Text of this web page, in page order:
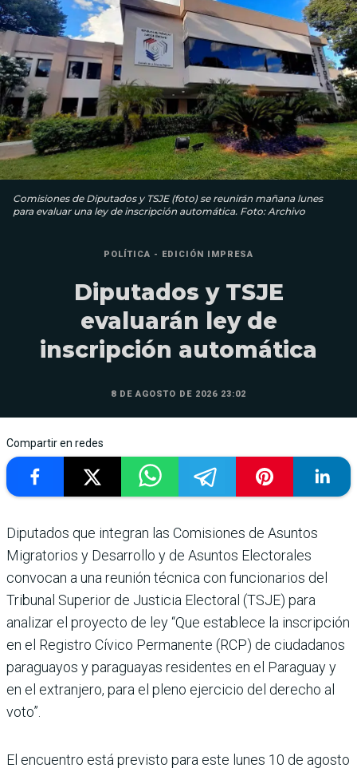
Comisiones de Diputados y TSJE (foto) se reunirán mañana lunes
para evaluar una ley de inscripción automática. Foto: Archivo
POLÍTICA - EDICIÓN IMPRESA
Diputados y TSJE
evaluarán ley de
inscripción automática
8 DE AGOSTO DE 2026 23:02
Compartir en redes
Diputados que integran las Comisiones de Asuntos
Migratorios y Desarrollo y de Asuntos Electorales
convocan a una reunión técnica con funcionarios del
Tribunal Superior de Justicia Electoral (TSJE) para
analizar el proyecto de ley “Que establece la inscripción
en el Registro Cívico Permanente (RCP) de ciudadanos
paraguayos y paraguayas residentes en el Paraguay y
en el extranjero, para el pleno ejercicio del derecho al
voto”.
El encuentro está previsto para este lunes 10 de agosto